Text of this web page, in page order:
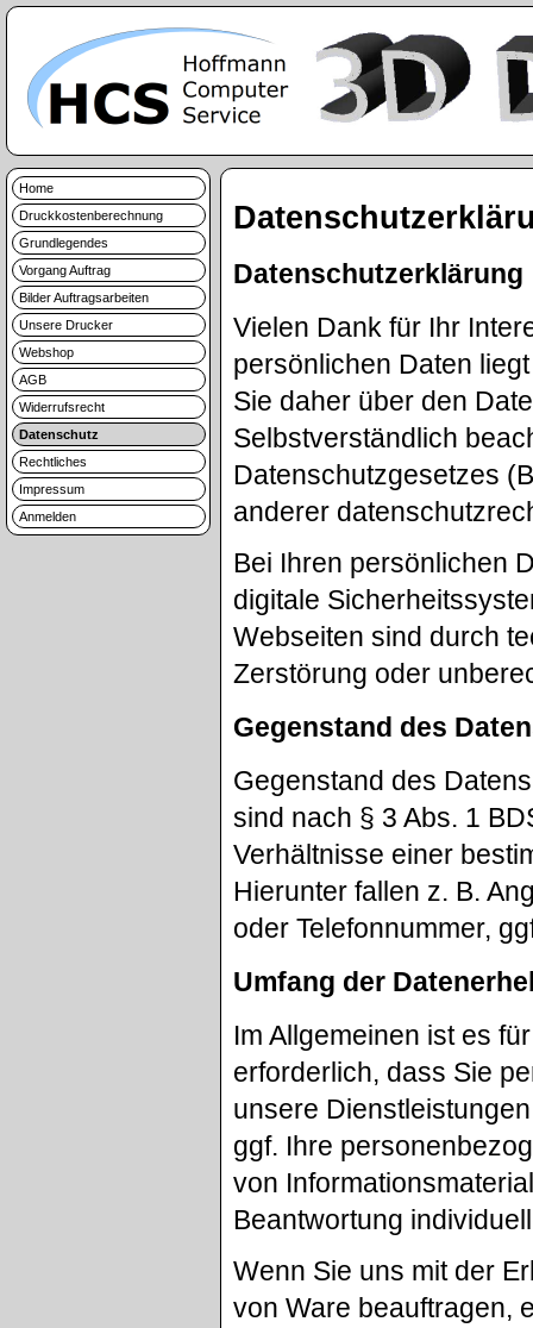
Home
Druckkostenberechnung
Grundlegendes
Vorgang Auftrag
Bilder Auftragsarbeiten
Unsere Drucker
Webshop
AGB
Widerrufsrecht
Datenschutz
Rechtliches
Impressum
Anmelden
Datenschutzerklärung
Vielen Dank für Ihr
persönlichen Daten
Sie daher über den
Selbstverständlich
Datenschutzgesetzes
anderer
Bei Ihren persönlichen
digitale
Webseiten sind durch
Zerstörung oder
Gegenstand des
Gegenstand des
sind nach § 3 Abs. 1
Verhältnisse einer
Hierunter fallen z. B.
oder Telefonnummer,
Umfang der
Im Allgemeinen ist es
erforderlich, dass Sie
unsere
ggf. Ihre
von
Beantwortung
Wenn Sie uns mit der
von Ware beauftragen,